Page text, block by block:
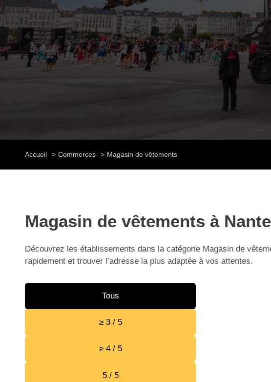
Accueil Commerces Magasin de vêtements
Magasin de vêtements à
Découvrez les établissements dans la catégorie Magasin de
rapidement et trouver l’adresse la plus adaptée à vos attentes.
Tous
≥ 3 / 5
≥ 4 / 5
5 / 5